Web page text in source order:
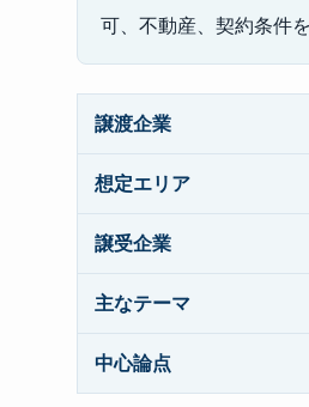
可、不動産、契約条件
譲渡企業
想定エリア
譲受企業
主なテーマ
中心論点